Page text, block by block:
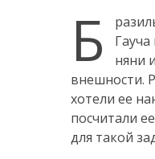
Б
няни
внешности.
хотели ее
посчитали
для такой